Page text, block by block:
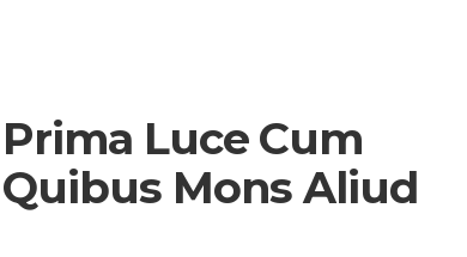
Prima Luce Cum
Quibus Mons Aliud